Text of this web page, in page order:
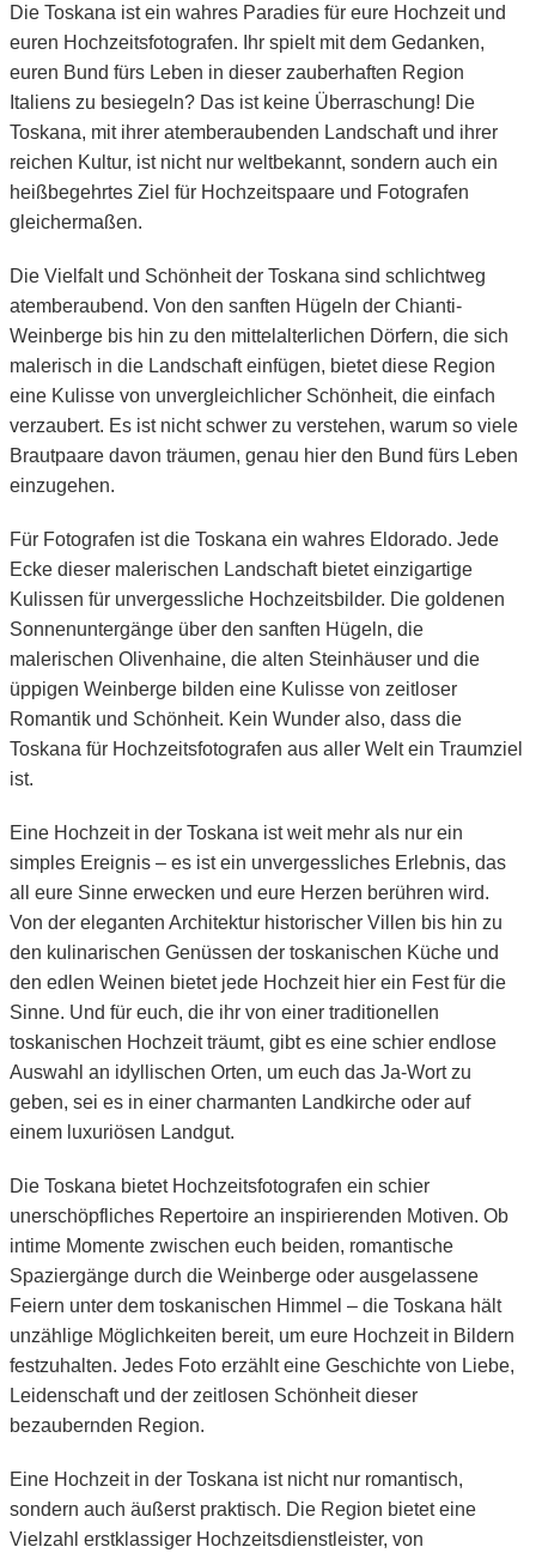
Die Toskana ist ein wahres Paradies für eure Hochzeit und
euren Hochzeitsfotografen. Ihr spielt mit dem Gedanken,
euren Bund fürs Leben in dieser zauberhaften Region
Italiens zu besiegeln? Das ist keine Überraschung! Die
Toskana, mit ihrer atemberaubenden Landschaft und ihrer
reichen Kultur, ist nicht nur weltbekannt, sondern auch ein
heißbegehrtes Ziel für Hochzeitspaare und Fotografen
gleichermaßen.
Die Vielfalt und Schönheit der Toskana sind schlichtweg
atemberaubend. Von den sanften Hügeln der Chianti-
Weinberge bis hin zu den mittelalterlichen Dörfern, die sich
malerisch in die Landschaft einfügen, bietet diese Region
eine Kulisse von unvergleichlicher Schönheit, die einfach
verzaubert. Es ist nicht schwer zu verstehen, warum so viele
Brautpaare davon träumen, genau hier den Bund fürs Leben
einzugehen.
Für Fotografen ist die Toskana ein wahres Eldorado. Jede
Ecke dieser malerischen Landschaft bietet einzigartige
Kulissen für unvergessliche Hochzeitsbilder. Die goldenen
Sonnenuntergänge über den sanften Hügeln, die
malerischen Olivenhaine, die alten Steinhäuser und die
üppigen Weinberge bilden eine Kulisse von zeitloser
Romantik und Schönheit. Kein Wunder also, dass die
Toskana für Hochzeitsfotografen aus aller Welt ein Traumziel
ist.
Eine Hochzeit in der Toskana ist weit mehr als nur ein
simples Ereignis – es ist ein unvergessliches Erlebnis, das
all eure Sinne erwecken und eure Herzen berühren wird.
Von der eleganten Architektur historischer Villen bis hin zu
den kulinarischen Genüssen der toskanischen Küche und
den edlen Weinen bietet jede Hochzeit hier ein Fest für die
Sinne. Und für euch, die ihr von einer traditionellen
toskanischen Hochzeit träumt, gibt es eine schier endlose
Auswahl an idyllischen Orten, um euch das Ja-Wort zu
geben, sei es in einer charmanten Landkirche oder auf
einem luxuriösen Landgut.
Die Toskana bietet Hochzeitsfotografen ein schier
unerschöpfliches Repertoire an inspirierenden Motiven. Ob
intime Momente zwischen euch beiden, romantische
Spaziergänge durch die Weinberge oder ausgelassene
Feiern unter dem toskanischen Himmel – die Toskana hält
unzählige Möglichkeiten bereit, um eure Hochzeit in Bildern
festzuhalten. Jedes Foto erzählt eine Geschichte von Liebe,
Leidenschaft und der zeitlosen Schönheit dieser
bezaubernden Region.
Eine Hochzeit in der Toskana ist nicht nur romantisch,
sondern auch äußerst praktisch. Die Region bietet eine
Vielzahl erstklassiger Hochzeitsdienstleister, von